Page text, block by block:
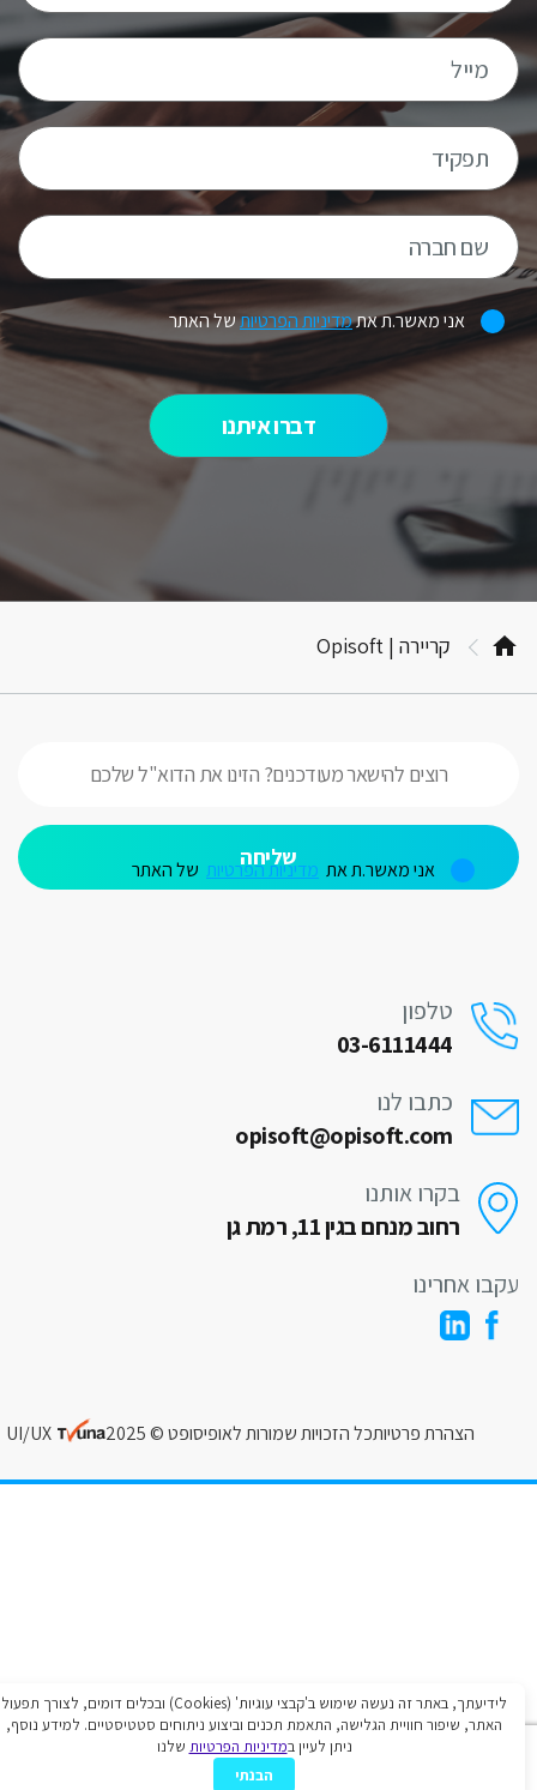
אני מאשר.ת אתמדיניות הפרטיותשל האתר
קריירה | Opisoft
אני מאשר.ת אתמדיניות הפרטיותשל האתר
טלפון
03-6111444
כתבו לנו
opisoft@opisoft.com
בקרו אותנו
רחוב מנחם בגין 11, רמת גן
אחרינו
הצהרת פרטיותכל הזכויות שמורות לאופיסופט © 2025 UI/UX
לידיעתך, באתר זה נעשה שימוש ב'קבצי עוגיות' (Cookies) ובכלים דומים, לצורך תפעול
האתר, שיפור חוויית הגלישה, התאמת תכנים וביצוע ניתוחים סטטיסטיים. למידע נוסף,
ניתן לעיין במדיניות הפרטיותשלנו
הבנתי